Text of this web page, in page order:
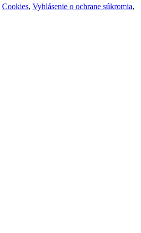
Cookies, Vyhlásenie o ochrane súkromia,